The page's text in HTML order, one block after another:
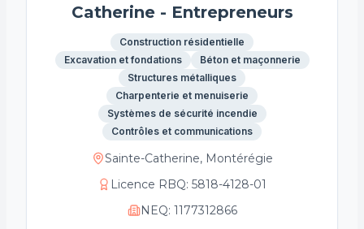
Catherine - Entrepreneurs
Construction résidentielle
Excavation et fondations
Béton et maçonnerie
Structures métalliques
Charpenterie et menuiserie
Systèmes de sécurité incendie
Contrôles et communications
Sainte-Catherine, Montérégie
Licence RBQ: 5818-4128-01
NEQ: 1177312866